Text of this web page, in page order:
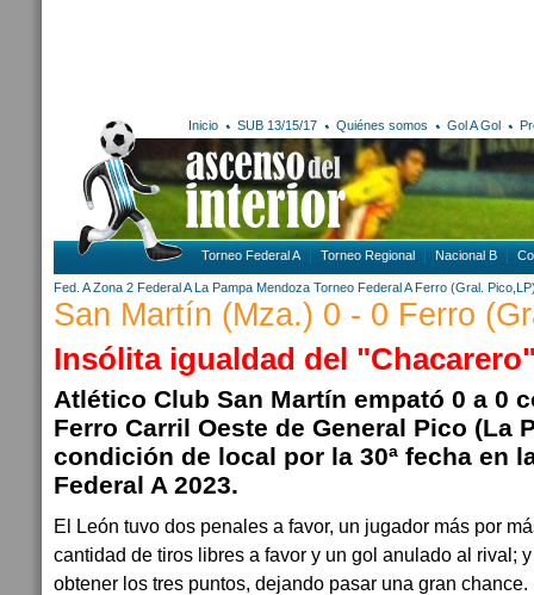
Inicio SUB 13/15/17 Quiénes somos Gol A Gol
Torneo Federal A Torneo Regional Nacional B
Fed. A Zona 2 Federal A La Pampa Mendoza Torneo Federal A Ferro (Gral.
San Martín (Mza.) 0 - 0 Ferro
Insólita igualdad del
Atlético Club San Martín empató 0 a 0
Ferro Carril Oeste de General Pico (La
condición de local por la 30ª fecha en
Federal A 2023.
El León tuvo dos penales a favor, un jugador más por
cantidad de tiros libres a favor y un gol anulado al rival;
obtener los tres puntos, dejando pasar una gran